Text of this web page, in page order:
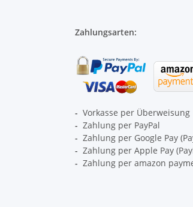
Zahlungsarten:
- Vorkasse per Überweisung
- Zahlung per PayPal
- Zahlung per Google Pay
- Zahlung per Apple Pay
- Zahlung per amazon